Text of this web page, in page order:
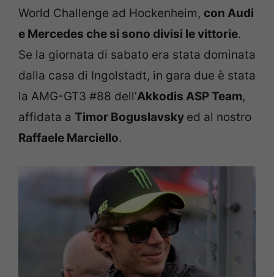
World Challenge ad Hockenheim, con Audi
e Mercedes che si sono divisi le vittorie.
Se la giornata di sabato era stata dominata
dalla casa di Ingolstadt, in gara due è stata
la AMG-GT3 #88 dell’Akkodis ASP Team,
affidata a Timor Boguslavsky ed al nostro
Raffaele Marciello.